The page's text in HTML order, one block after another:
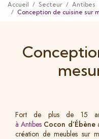
Accueil Secteur
Antibes
Conception de cuisine sur
Fort de plus de 15
à Antibes Cocon d’Ébène
création de meubles sur